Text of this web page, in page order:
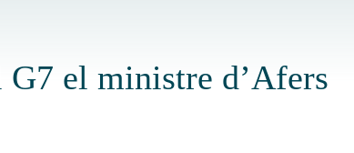
el ministre d’Afers